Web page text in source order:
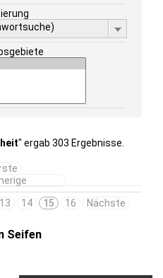
" ergab 303 Ergebnisse.
13 14 15 16 Nächste
Seifen